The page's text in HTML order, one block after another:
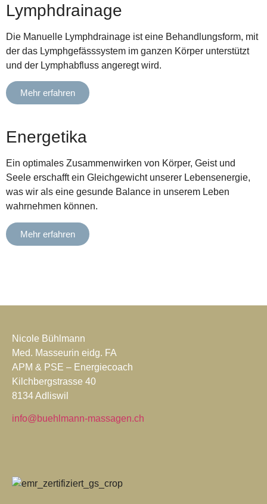
Lymphdrainage
Die Manuelle Lymphdrainage ist eine Behandlungsform, mit
der das Lymphgefässsystem im ganzen Körper unterstützt
und der Lymphabfluss angeregt wird.
Mehr erfahren
Energetika
Ein optimales Zusammenwirken von Körper, Geist und
Seele erschafft ein Gleichgewicht unserer Lebensenergie,
was wir als eine gesunde Balance in unserem Leben
wahrnehmen können.
Mehr erfahren
Nicole Bühlmann
Med. Masseurin eidg. FA
APM & PSE – Energiecoach
Kilchbergstrasse 40
8134Adliswil
info@buehlmann-massagen.ch